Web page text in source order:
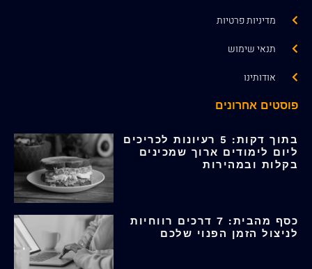
מדיניות פרטיות
תנאי שימוש
אודותינו
פוסטים אחרונים
בתוך דקות: 5 רעיונות לכריכים
ליום לימודים ארוך שמכינים
בקלות ובמהירות
כסף מהבית: 7 דרכים רווחיות
לניצול הזמן הפנוי שלכם